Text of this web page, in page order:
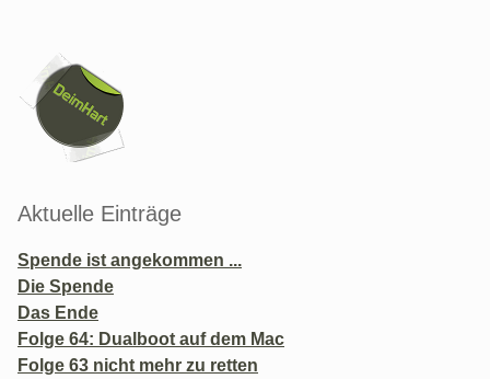
Seitenleiste
Aktuelle Einträge
Spende ist angekommen ...
Die Spende
Das Ende
Folge 64: Dualboot auf dem Mac
Folge 63 nicht mehr zu retten